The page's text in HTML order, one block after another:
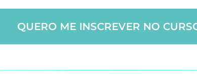
QUERO ME INSCREVER NO